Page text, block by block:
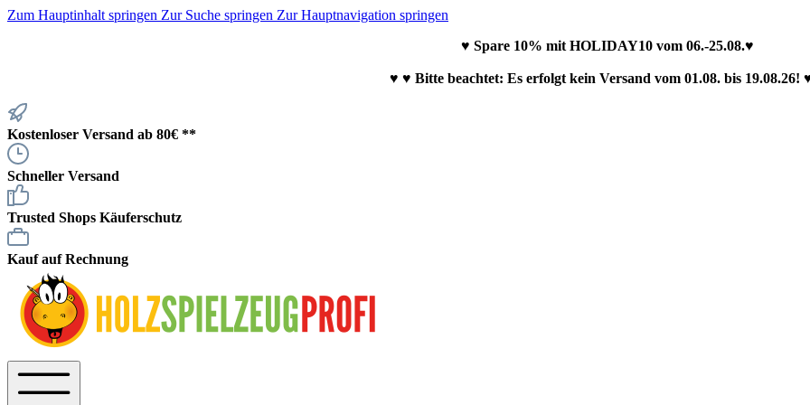
Zum Hauptinhalt springen Zur Suche springen Zur Hauptnavigation springen
♥ Spare 10% mit HOLIDAY10 vom 06.-25.08.♥
♥ ♥ Bitte beachtet: Es erfolgt kein Versand vom 01.08. bis 19.08.26!
Kostenloser Versand ab 80€ **
Schneller Versand
Trusted Shops Käuferschutz
Kauf auf Rechnung